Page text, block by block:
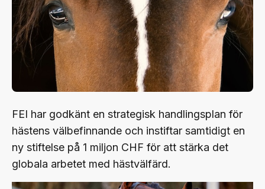
FEI har godkänt en strategisk handlingsplan för
hästens välbefinnande och instiftar samtidigt en
ny stiftelse på 1 miljon CHF för att stärka det
globala arbetet med hästvälfärd.